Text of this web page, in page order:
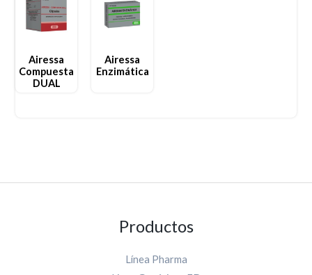
Airessa
Compuesta
DUAL
Airessa
Enzimática
Productos
Línea Pharma